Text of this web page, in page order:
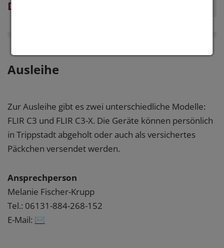
Durchführung
Ausleihe
Zur Ausleihe gibt es zwei unterschiedliche Modelle:
FLIR C3 und FLIR C3-X. Die Geräte können persönlich
in Trippstadt abgeholt oder auch als versichertes
Päckchen versendet werden.
Ansprechperson
Melanie Fischer-Krupp
Tel.: 06131-884-268-152
E-Mail: ✉